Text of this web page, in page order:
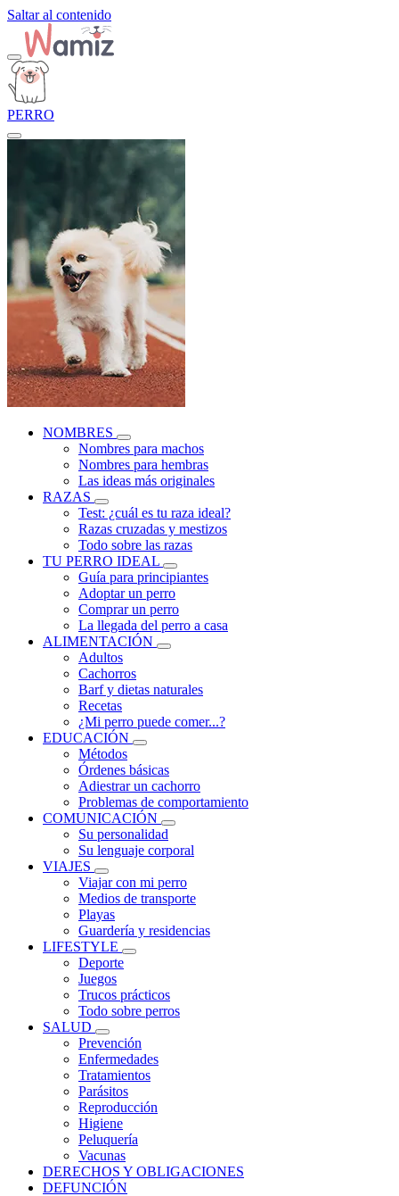
Saltar al contenido
PERRO
NOMBRES
Nombres para machos
Nombres para hembras
Las ideas más originales
RAZAS
Test: ¿cuál es tu raza ideal?
Razas cruzadas y mestizos
Todo sobre las razas
TU PERRO IDEAL
Guía para principiantes
Adoptar un perro
Comprar un perro
La llegada del perro a casa
ALIMENTACIÓN
Adultos
Cachorros
Barf y dietas naturales
Recetas
¿Mi perro puede comer...?
EDUCACIÓN
Métodos
Órdenes básicas
Adiestrar un cachorro
Problemas de comportamiento
COMUNICACIÓN
Su personalidad
Su lenguaje corporal
VIAJES
Viajar con mi perro
Medios de transporte
Playas
Guardería y residencias
LIFESTYLE
Deporte
Juegos
Trucos prácticos
Todo sobre perros
SALUD
Prevención
Enfermedades
Tratamientos
Parásitos
Reproducción
Higiene
Peluquería
Vacunas
DERECHOS Y OBLIGACIONES
DEFUNCIÓN